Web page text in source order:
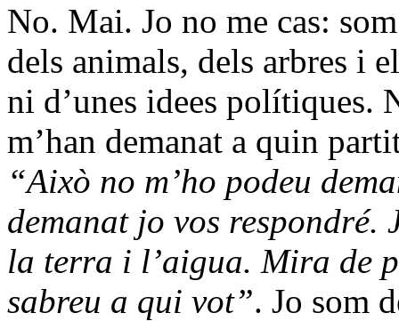
No. Mai. Jo no me cas:
dels animals, dels arbres i
ni d’unes idees polítiques.
m’han demanat a quin
“Això no m’ho podeu
demanat jo vos respondré.
la terra i l’aigua. Mira de
sabreu a qui vot”. Jo som